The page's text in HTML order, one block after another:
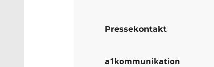
Pressekontakt
a1kommunikation